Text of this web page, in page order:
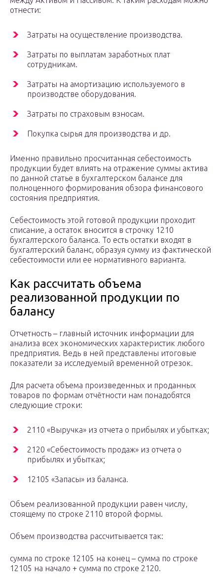
отнести:
Затраты на осуществление производства.
Затраты по выплатам заработных плат
сотрудникам.
Затраты на амортизацию используемого в
производстве оборудования.
Затраты по страховым взносам.
Покупка сырья для производства и др.
Именно правильно просчитанная себестоимость
продукции будет влиять на отражение суммы актива
по данной статье в бухгалтерском балансе для
полноценного формирования обзора финансового
состояния предприятия.
Себестоимость этой готовой продукции проходит
списание, а остаток вносится в строчку 1210
бухгалтерского баланса. То есть остатки входят в
бухгалтерский баланс, образуя сумму из фактической
себестоимости или ее нормативного варианта.
Как рассчитать объема
реализованной продукции по
балансу
Отчетность – главный источник информации для
анализа всех экономических характеристик любого
предприятия. Ведь в ней представлены итоговые
показатели за исследуемый временной отрезок.
Для расчета объема произведенных и проданных
товаров по формам отчётности нам понадобятся
следующие строки:
2110 «Выручка» из отчета о прибылях и убытках;
2120 «Себестоимость продаж» из отчета о
прибылях и убытках;
12105 «Запасы» из баланса.
Объем реализованной продукции равен числу,
стоящему по строке 2110 второй формы.
Объем производства рассчитывается так:
сумма по строке 12105 на конец – сумма по строке
12105 на начало + сумма по строке 2120.